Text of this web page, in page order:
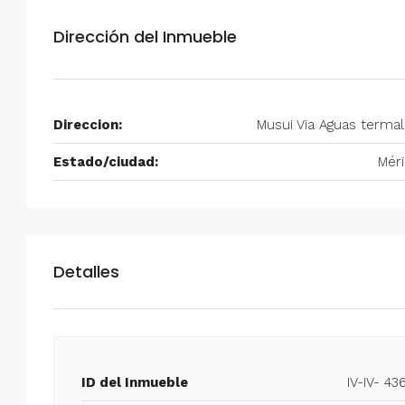
Dirección del Inmueble
Direccion: Musui Via Aguas
Estado/ciudad:
Detalles
ID del Inmueble IV-IV-
y Equipado
Prados del Este, Prados del Este,